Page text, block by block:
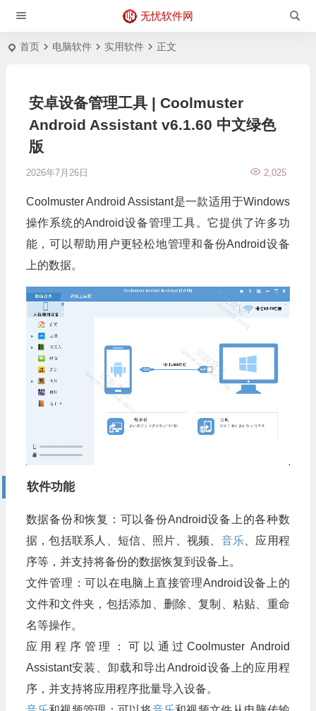
无忧软件网
首页 电脑软件 实用软件 正文
安卓设备管理工具 | Coolmuster
Android Assistant v6.1.60 中文绿色
版
2026年7月26日 2,025
Coolmuster Android Assistant是一款适用于Windows
操作系统的Android设备管理工具。它提供了许多功
能，可以帮助用户更轻松地管理和备份Android设备
上的数据。
软件功能
数据备份和恢复：可以备份Android设备上的各种数
据，包括联系人、短信、照片、视频、 音乐、应用程
序等，并支持将备份的数据恢复到设备上。
文件管理：可以在电脑上直接管理Android设备上的
文件和文件夹，包括添加、删除、复制、粘贴、重命
名等操作。
应用程序管理：可以通过Coolmuster Android
Assistant安装、卸载和导出Android设备上的应用程
序，并支持将应用程序批量导入设备。